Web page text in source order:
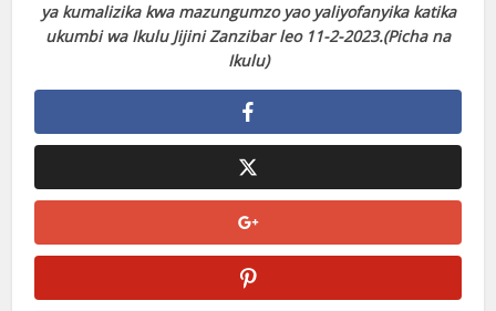
ya kumalizika kwa mazungumzo yao yaliyofanyika katika
ukumbi wa Ikulu Jijini Zanzibar leo 11-2-2023.(Picha na
Ikulu)